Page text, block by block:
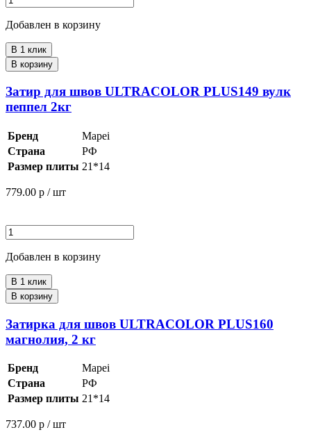
Добавлен в корзину
В 1 клик
В корзину
Затир для швов ULTRACOLOR PLUS149 вулк
пеппел 2кг
Бренд
Mapei
Страна
РФ
Размер плиты 21*14
779.00 р / шт
Добавлен в корзину
В 1 клик
В корзину
Затирка для швов ULTRACOLOR PLUS160
магнолия, 2 кг
Бренд
Mapei
Страна
РФ
Размер плиты 21*14
737.00 р / шт